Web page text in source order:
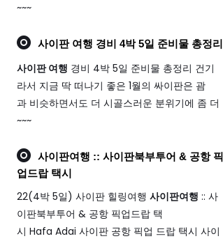
~~~
사이판 여행 경비 4박 5일 준비물 총정리
사이판 여행 경비 4박 5일 준비물 총정리 건기
라서 지금 딱 떠나기 좋은 1월의 싸이판은 괌
과 비슷하면서도 더 시골스러운 분위기에 좀 더
~~~
사이판여행 :: 사이판북부투어 & 공항 픽
업드랍 택시
22(4박 5일) 사이판 힐링여행 사이판여행 :: 사
이판북부투어 & 공항 픽업드랍 택
시 Hafa Adai 사이판 공항 픽업 드랍 택시 사이